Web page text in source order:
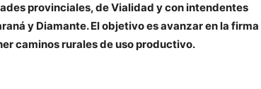
provinciales, de Vialidad y con intendentes
y Diamante. El objetivo es avanzar en la firma
caminos rurales de uso productivo.